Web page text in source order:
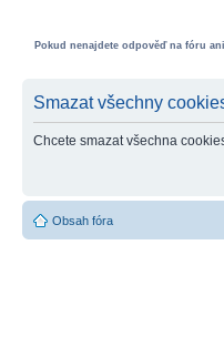
Pokud nenajdete odpověď na fóru ani
Smazat všechny
Chcete smazat všechna
Obsah fóra